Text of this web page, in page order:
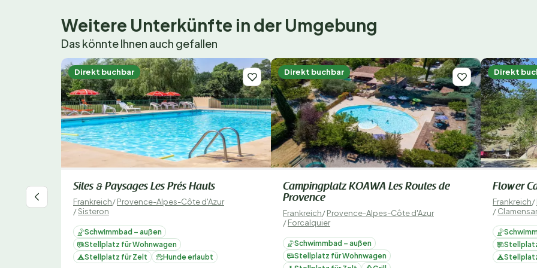
Weitere Unterkünfte in der Umgebung
Das könnte Ihnen auch gefallen
Direkt buchbar
Sites & Paysages Les Prés Hauts
Frankreich/Provence-Alpes-Côte d'Azur
/Sisteron
Schwimmbad – außen
Stellplatz für Wohnwagen
Stellplatz für Zelt
Hunde erlaubt
Direkt buchbar
Campingplatz KOAWA Les Routes de
Provence
Frankreich/Provence-Alpes-Côte d'Azur
/Forcalquier
Schwimmbad – außen
Stellplatz für Wohnwagen
Direkt
Flower
Frankreich/
/